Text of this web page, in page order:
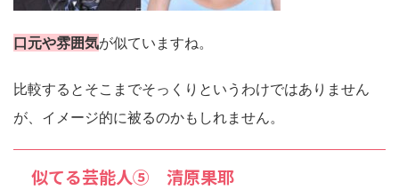
口元や雰囲気が似ていますね。
比較するとそこまでそっくりというわけではありません
が、イメージ的に被るのかもしれません。
似てる芸能人⑤ 清原果耶